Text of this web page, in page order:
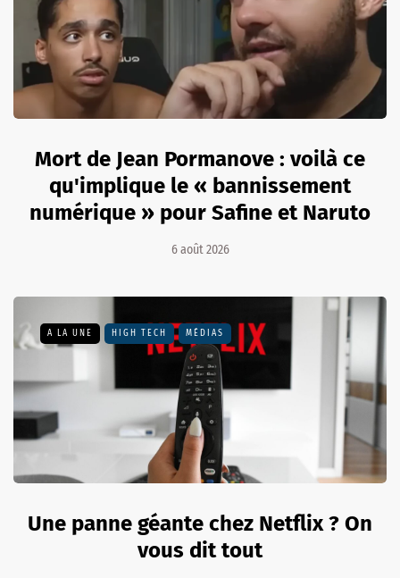
Mort de Jean Pormanove : voilà ce
qu'implique le « bannissement
numérique » pour Safine et Naruto
6 août 2026
A LA UNE HIGH TECH MÉDIAS
Une panne géante chez Netflix ? On
vous dit tout